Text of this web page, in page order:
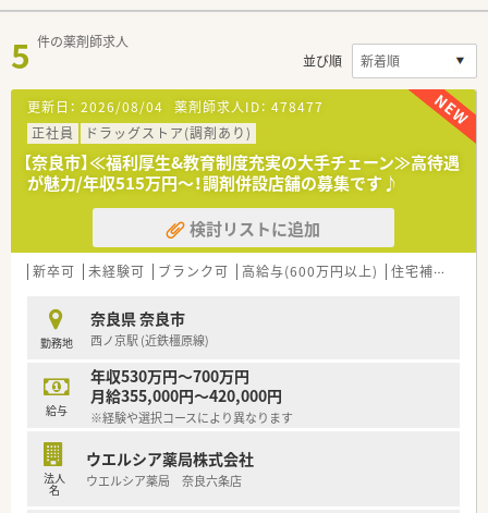
5 件の薬剤師求人
並び順
更新日： 2026/08/04 薬剤師求人ID： 478477
正社員
ドラッグストア(調剤あり)
【奈良市】≪福利厚生&教育制度充実の大手チェーン≫高待遇
が魅力/年収515万円～！調剤併設店舗の募集です♪
検討リストに追加
新卒可 未経験可 ブランク可 高給与(600万円以上) 住宅補助(手当)あり
勤務地
奈良県 奈良市
西ノ京駅 (近鉄橿原線)
給与
年収530万円～700万円
月給355,000円～420,000円
※経験や選択コースにより異なります
法人
名
ウエルシア薬局株式会社
ウエルシア薬局 奈良六条店